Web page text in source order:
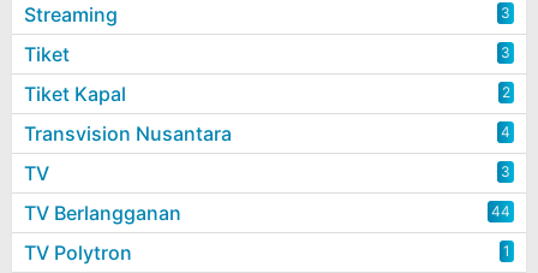
Streaming 3
Tiket 3
Tiket Kapal 2
Transvision Nusantara 4
TV 3
TV Berlangganan 44
TV Polytron 1